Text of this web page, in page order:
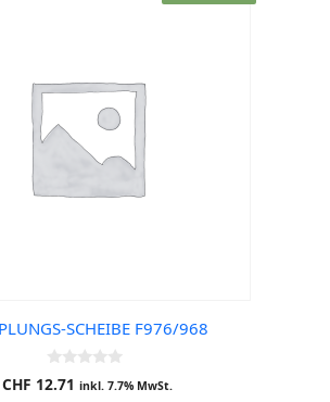
SCHEIBE F976/968
0
o
CHF 12.71 inkl. 7.7% MwSt.